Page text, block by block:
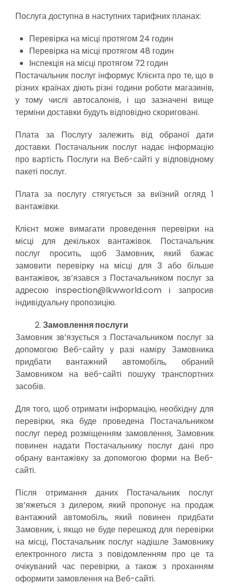
Послуга доступна в наступних тарифних планах:
Перевірка на місці протягом 24 годин
Перевірка на місці протягом 48 годин
Інспекція на місці протягом 72 годин
Постачальник послуг інформує Клієнта про те, що в
різних країнах діють різні години роботи магазинів,
у тому числі автосалонів, і що зазначені вище
терміни доставки будуть відповідно скориговані.
Плата за Послугу залежить від обраної дати
доставки. Постачальник послуг надає інформацію
про вартість Послуги на Веб-сайті у відповідному
пакеті послуг.
Плата за послугу стягується за виїзний огляд 1
вантажівки.
Клієнт може вимагати проведення перевірки на
місці для декількох вантажівок. Постачальник
послуг просить, щоб Замовник, який бажає
замовити перевірку на місці для 3 або більше
вантажівок, зв’язався з Постачальником послуг за
адресою inspection@lkwworld.com і запросив
індивідуальну пропозицію.
Замовлення послуги
Замовник зв’язується з Постачальником послуг за
допомогою Веб-сайту у разі наміру Замовника
придбати вантажний автомобіль, обраний
Замовником на веб-сайті пошуку транспортних
засобів.
Для того, щоб отримати інформацію, необхідну для
перевірки, яка буде проведена Постачальником
послуг перед розміщенням замовлення, Замовник
повинен надати Постачальнику послуг дані про
обрану вантажівку за допомогою форми на Веб-
сайті.
Після отримання даних Постачальник послуг
зв’яжеться з дилером, який пропонує на продаж
вантажний автомобіль, який повинен придбати
Замовник, і, якщо не буде перешкод для перевірки
на місці, Постачальник послуг надішле Замовнику
електронного листа з повідомленням про це та
очікуваний час перевірки, а також з проханням
оформити замовлення на Веб-сайті.